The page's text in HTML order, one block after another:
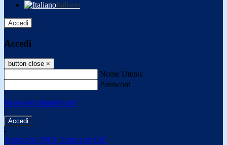
Italiano
Accedi
Accedi
button close ×
Nome Utente
Password
Password dimenticata?
-
Entra con SPID Entra con CIE